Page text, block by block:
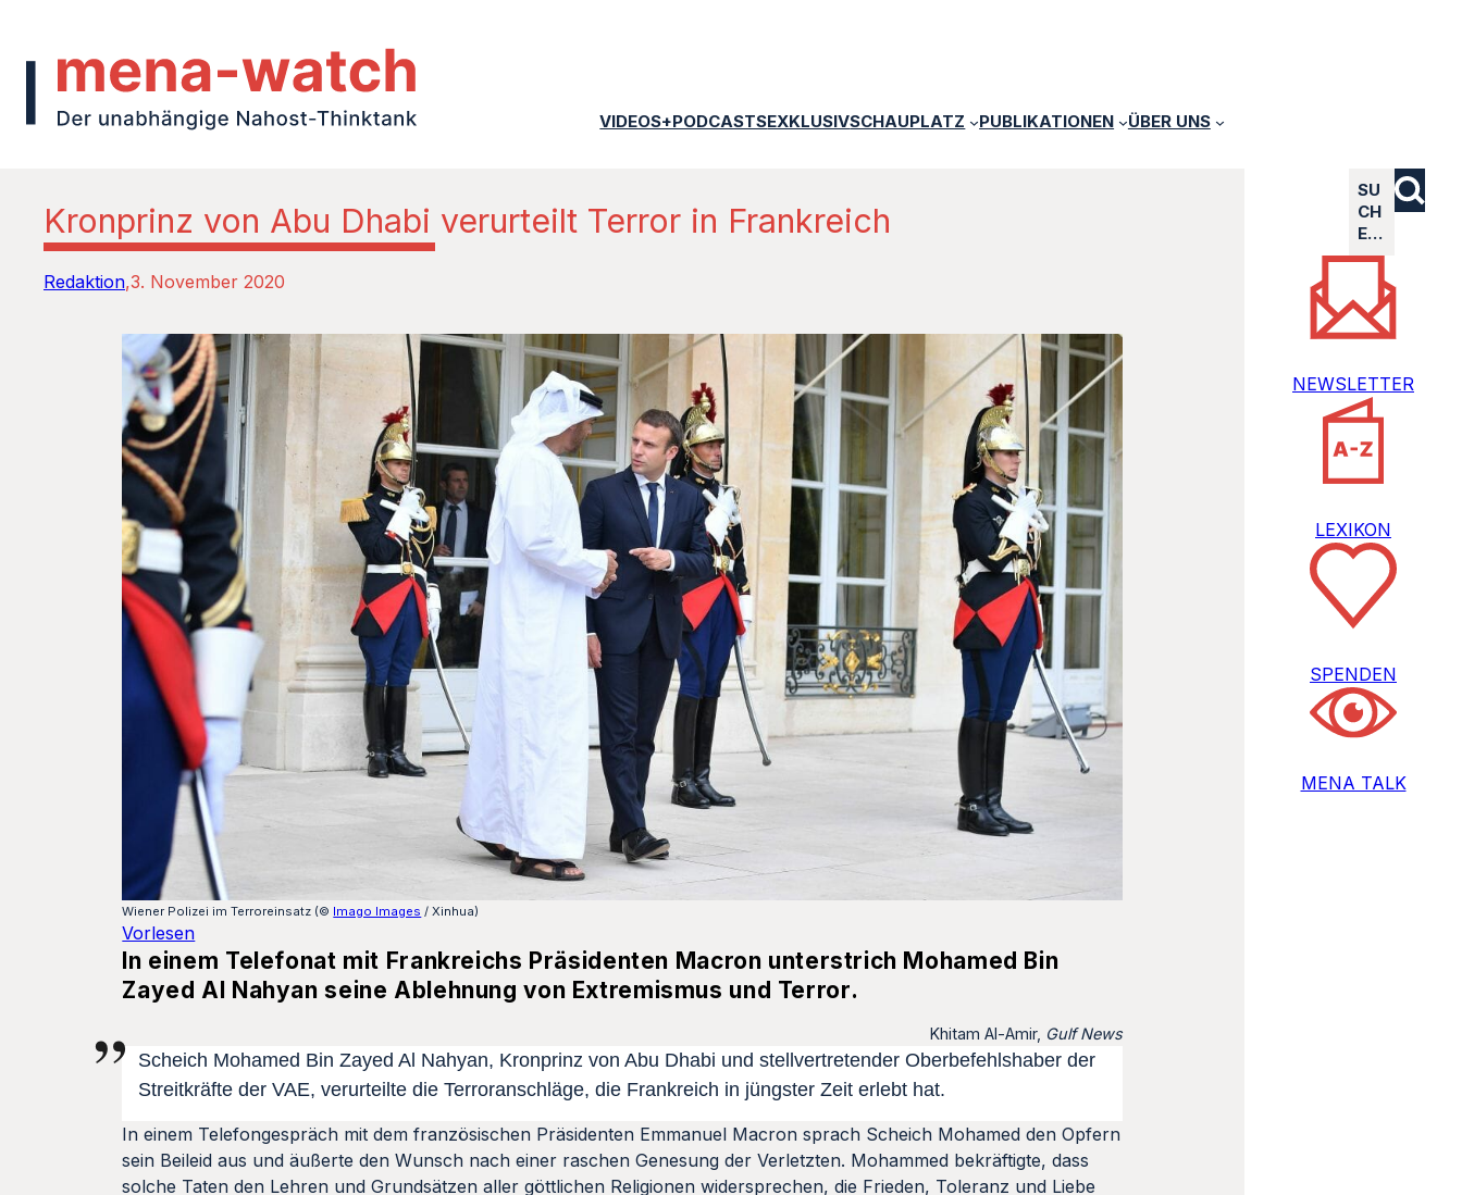
VIDEOS+PODCASTSEXKLUSIVSCHAUPLATZ PUBLIKATIONEN ÜBER UNS
Kronprinz von Abu Dhabi verurteilt Terror in Frankreich
Redaktion 3. November 2020
Wiener Polizei im Terroreinsatz (© Imago Images / Xinhua)
Vorlesen
In einem Telefonat mit Frankreichs Präsidenten Macron unterstrich Mohamed Bin
Zayed Al Nahyan seine Ablehnung von Extremismus und Terror.
Khitam Al-Amir, Gulf News
Scheich Mohamed Bin Zayed Al Nahyan, Kronprinz von Abu Dhabi und stellvertretender Oberbefehlshaber der
Streitkräfte der VAE, verurteilte die Terroranschläge, die Frankreich in jüngster Zeit erlebt hat.
In einem Telefongespräch mit dem französischen Präsidenten Emmanuel Macron sprach Scheich Mohamed den Opfern
sein Beileid aus und äußerte den Wunsch nach einer raschen Genesung der Verletzten. Mohammed bekräftigte, dass
solche Taten den Lehren und Grundsätzen aller göttlichen Religionen widersprechen, die Frieden, Toleranz und Liebe
SU
CH
E…
NEWSLETTER
LEXIKON
SPENDEN
MENA TALK